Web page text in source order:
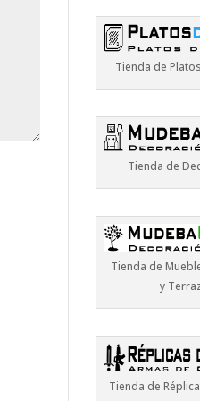
Tienda de
Tienda de
Tienda de
y
Tienda de